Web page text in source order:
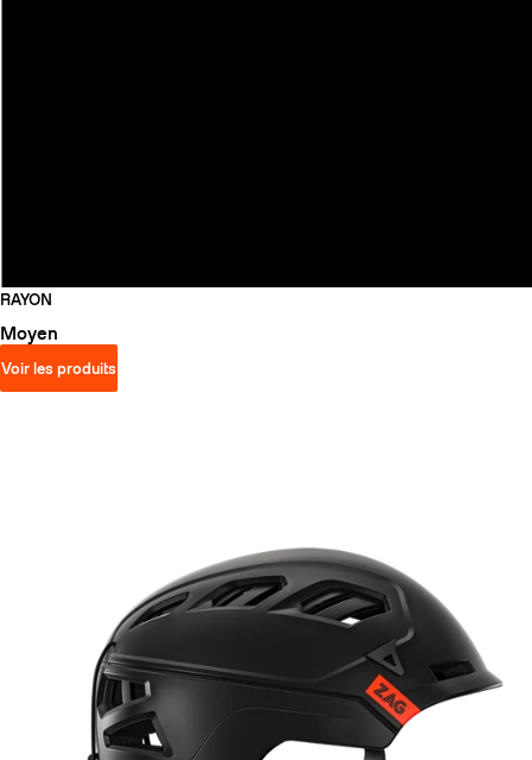
RAYON
Moyen
Voir les produits